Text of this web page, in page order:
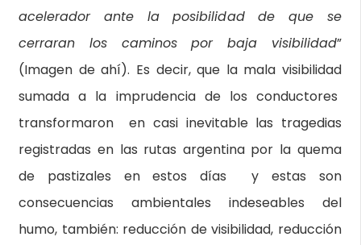
acelerador ante la posibilidad de que se
cerraran los caminos por baja visibilidad”
(Imagen de ahí). Es decir, que la mala visibilidad
sumada a la imprudencia de los conductores
transformaron en casi inevitable las tragedias
registradas en las rutas argentina por la quema
de pastizales en estos días y estas son
consecuencias ambientales indeseables del
humo, también: reducción de visibilidad, reducción